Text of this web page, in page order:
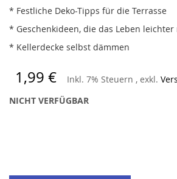
* Festliche Deko-Tipps für die Terrasse
* Geschenkideen, die das Leben leichter
* Kellerdecke selbst dämmen
1,99 € Inkl. 7% Steuern , exkl.
NICHT VERFÜGBAR
Bildergalerie
springen